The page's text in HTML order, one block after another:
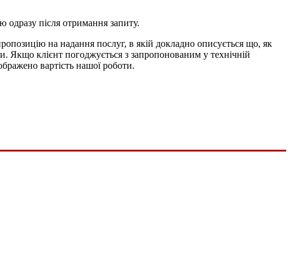
після отримання запиту.
на надання послуг, в якій докладно описується що, як
Якщо клієнт погоджується з запропонованим у технічній
вартість нашої роботи.